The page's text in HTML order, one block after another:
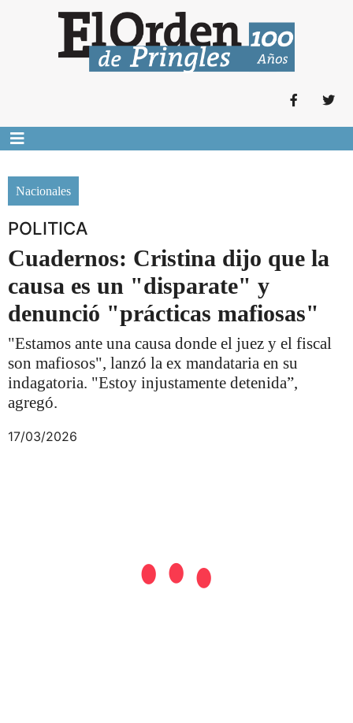
Nacionales
POLITICA
Cuadernos: Cristina dijo que la
causa es un "disparate" y
denunció "prácticas mafiosas"
"Estamos ante una causa donde el juez y el fiscal
son mafiosos", lanzó la ex mandataria en su
indagatoria. "Estoy injustamente detenida”,
agregó.
17/03/2026